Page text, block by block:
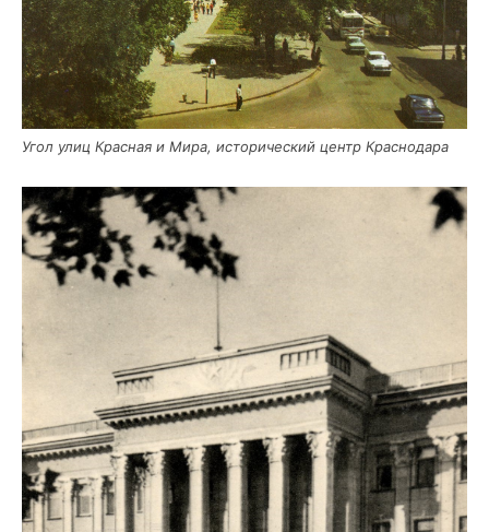
Угол улиц Крас­ная и Мира, исто­ри­че­ский центр Краснодара